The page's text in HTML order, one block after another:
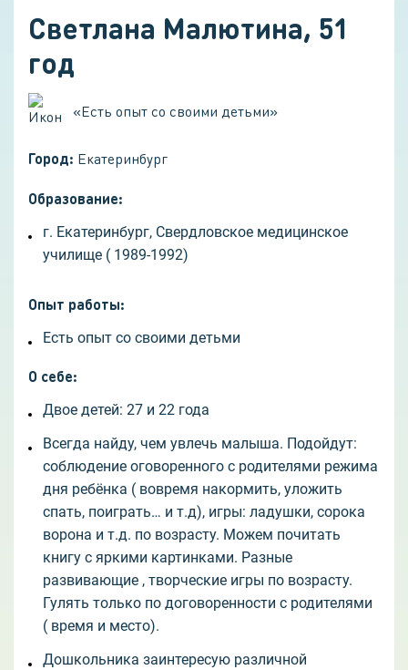
Светлана Малютина, 51
год
«Есть опыт со своими детьми»
Город: Екатеринбург
Образование:
г. Екатеринбург, Свердловское медицинское
училище ( 1989-1992)
Опыт работы:
Есть опыт со своими детьми
О себе:
Двое детей: 27 и 22 года
Всегда найду, чем увлечь малыша. Подойдут:
соблюдение оговоренного с родителями режима
дня ребёнка ( вовремя накормить, уложить
спать, поиграть… и т.д), игры: ладушки, сорока
ворона и т.д. по возрасту. Можем почитать
книгу с яркими картинками. Разные
развивающие , творческие игры по возрасту.
Гулять только по договоренности с родителями
( время и место).
Дошкольника заинтересую различной